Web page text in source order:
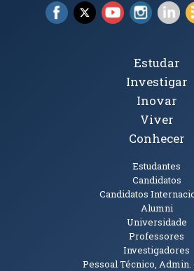
Facebook (abre em nova
X (abre em nova
YouTube
Tópicos Principais
Estudar
Investigar
Inovar
Viver
Conhecer
Estudantes
Candidatos
Candidatos
Alumni
Universidade
Professores
Investigadores
Pessoal Técnico, Admin.